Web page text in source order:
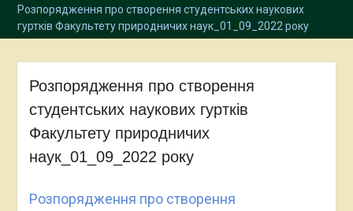
Розпорядження про створення студентських наукових
гуртків Факультету природничих наук_01_09_2022 року
Розпорядження про створення
студентських наукових гуртків
Факультету природничих
наук_01_09_2022 року
Розпорядження про створення